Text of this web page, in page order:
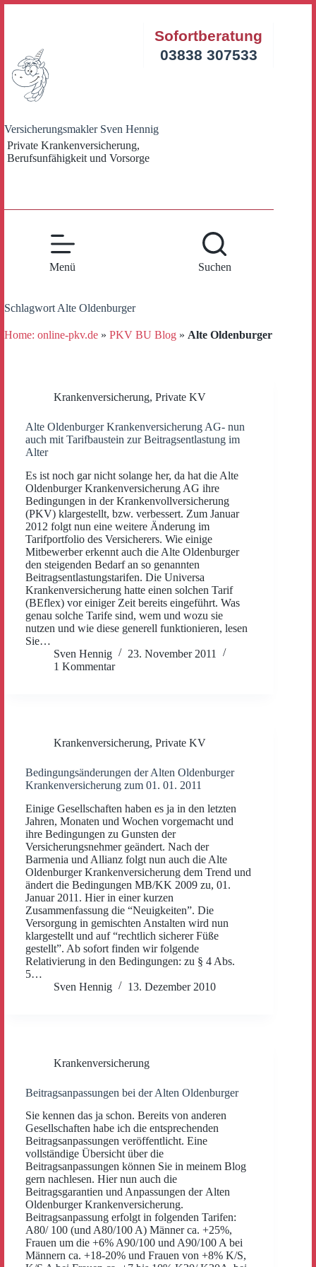
Versicherungsmakler Sven Hennig
Private Krankenversicherung,
Berufsunfähigkeit und Vorsorge
Sofortberatung
03838 307533
Menü Suchen
Schlagwort Alte Oldenburger
Home: online-pkv.de » PKV BU Blog » Alte Oldenburger
Krankenversicherung, Private KV
Alte Oldenburger Krankenversicherung AG- nun
auch mit Tarifbaustein zur Beitragsentlastung im
Alter
Es ist noch gar nicht solange her, da hat die Alte
Oldenburger Krankenversicherung AG ihre
Bedingungen in der Krankenvollversicherung
(PKV) klargestellt, bzw. verbessert. Zum Januar
2012 folgt nun eine weitere Änderung im
Tarifportfolio des Versicherers. Wie einige
Mitbewerber erkennt auch die Alte Oldenburger
den steigenden Bedarf an so genannten
Beitragsentlastungstarifen. Die Universa
Krankenversicherung hatte einen solchen Tarif
(BEflex) vor einiger Zeit bereits eingeführt. Was
genau solche Tarife sind, wem und wozu sie
nutzen und wie diese generell funktionieren, lesen
Sie…
Sven Hennig
23. November 2011
1 Kommentar
Krankenversicherung, Private KV
Bedingungsänderungen der Alten Oldenburger
Krankenversicherung zum 01. 01. 2011
Einige Gesellschaften haben es ja in den letzten
Jahren, Monaten und Wochen vorgemacht und
ihre Bedingungen zu Gunsten der
Versicherungsnehmer geändert. Nach der
Barmenia und Allianz folgt nun auch die Alte
Oldenburger Krankenversicherung dem Trend und
ändert die Bedingungen MB/KK 2009 zu, 01.
Januar 2011. Hier in einer kurzen
Zusammenfassung die “Neuigkeiten”. Die
Versorgung in gemischten Anstalten wird nun
klargestellt und auf “rechtlich sicherer Füße
gestellt”. Ab sofort finden wir folgende
Relativierung in den Bedingungen: zu § 4 Abs.
5…
Sven Hennig
13. Dezember 2010
Krankenversicherung
Beitragsanpassungen bei der Alten Oldenburger
Sie kennen das ja schon. Bereits von anderen
Gesellschaften habe ich die entsprechenden
Beitragsanpassungen veröffentlicht. Eine
vollständige Übersicht über die
Beitragsanpassungen können Sie in meinem Blog
gern nachlesen. Hier nun auch die
Beitragsgarantien und Anpassungen der Alten
Oldenburger Krankenversicherung.
Beitragsanpassung erfolgt in folgenden Tarifen:
A80/ 100 (und A80/100 A) Männer ca. +25%,
Frauen um die +6% A90/100 und A90/100 A bei
Männern ca. +18-20% und Frauen von +8% K/S,